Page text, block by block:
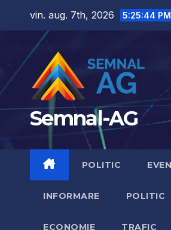
vin. aug. 7th, 2026 5:25:46 PM
Semnal-AG
POLITIC
INFORMARE POLITIC
ECONOMIE TRAFIC